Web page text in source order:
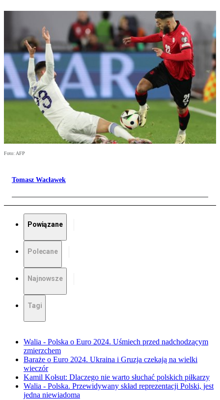
Foto: AFP
Tomasz Wacławek
Powiązane
Polecane
Najnowsze
Tagi
Walia - Polska o Euro 2024. Uśmiech przed nadchodzącym
zmierzchem
Baraże o Euro 2024. Ukraina i Gruzja czekają na wielki
wieczór
Kamil Kołsut: Dlaczego nie warto słuchać polskich piłkarzy
Walia - Polska. Przewidywany skład reprezentacji Polski, jest
jedna niewiadoma